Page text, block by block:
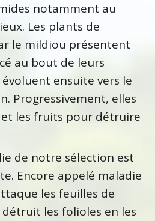
notamment au
Les plants de
le mildiou présentent
au bout de leurs
ensuite vers le
Progressivement, elles
les fruits pour détruire
de notre sélection est
Encore appelé maladie
les feuilles de
les folioles en les